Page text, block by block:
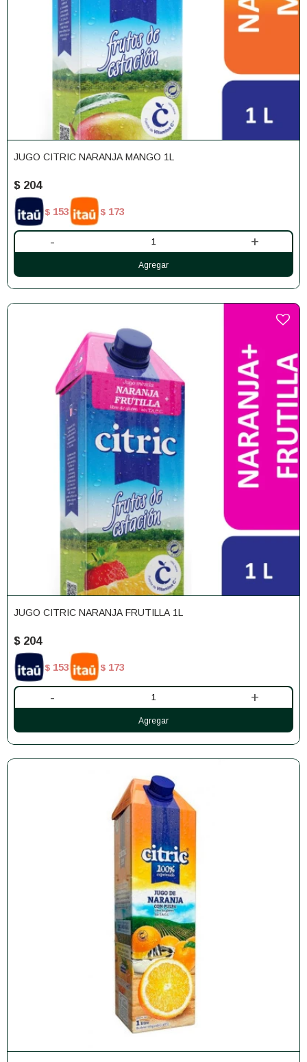
JUGO CITRIC NARANJA MANGO 1L
$ 204
$ 153 $ 173
- +
JUGO CITRIC NARANJA FRUTILLA 1L
$ 204
$ 153 $ 173
- +